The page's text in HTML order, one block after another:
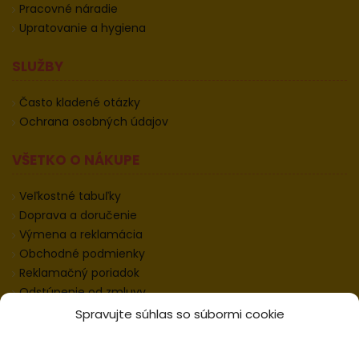
Spravujte súhlas so súbormi cookie
Pracovné náradie
Upratovanie a hygiena
SLUŽBY
Často kladené otázky
Ochrana osobných údajov
VŠETKO O NÁKUPE
Veľkostné tabuľky
Doprava a doručenie
Výmena a reklamácia
Obchodné podmienky
Reklamačný poriadok
Odstúpenie od zmluvy
Informácie k odstúpeniu